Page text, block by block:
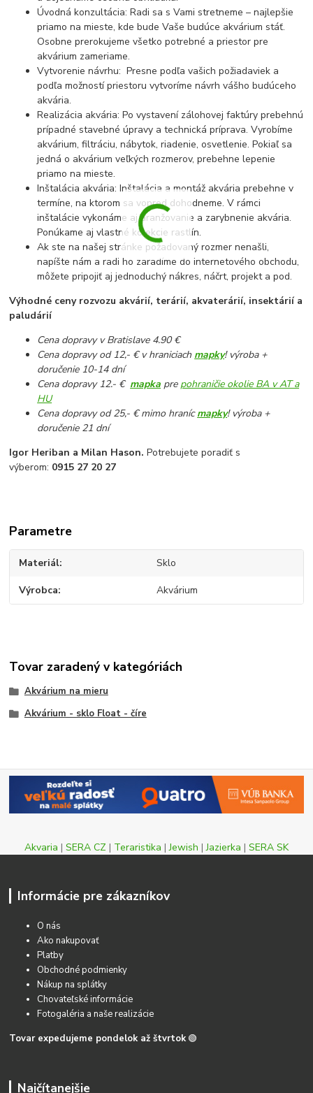
Úvodná konzultácia: Radi sa s Vami stretneme – najlepšie
priamo na mieste, kde bude Vaše budúce akvárium stáť.
Osobne prerokujeme všetko potrebné a priestor pre
akvárium zameriame.
Vytvorenie návrhu: Presne podľa vašich požiadaviek a
podľa možností priestoru vytvoríme návrh vášho budúceho
akvária.
Realizácia akvária: Po vystavení zálohovej faktúry prebehnú
prípadné stavebné úpravy a technická príprava. Vyrobíme
akvárium, filtráciu, nábytok, riadenie, osvetlenie. Pokiaľ sa
jedná o akvárium veľkých rozmerov, prebehne lepenie
priamo na mieste.
Inštalácia akvária: Inštalácia a montáž akvária prebehne v
termíne, na ktorom sa vopred dohodneme. V rámci
inštalácie vykonáme aj aranžovanie a zarybnenie akvária.
Ponúkame aj vlastné kolekcie rastlín.
Ak ste na našej stránke požadovaný rozmer nenašli,
napíšte nám a radi ho zaradíme do internetového obchodu,
môžete pripojiť aj jednoduchý nákres, náčrt, projekt a pod.
Výhodné ceny rozvozu akvárií, terárií, akvaterárií, insektárií a
paludárií
Cena dopravy v Bratislave 4.90 €
Cena dopravy od 12,- € v hraniciach mapky! výroba +
doručenie 10-14 dní
Cena dopravy 12.- € mapka pre pohraničie okolie BA v AT a
HU
Cena dopravy od 25,- € mimo hranícmapky! výroba +
doručenie 21 dní
Igor Heriban a Milan Hason.Potrebujete poradiť s
výberom: 0915 27 20 27
Parametre
Materiál Sklo
Výrobca Akvárium
Tovar zaradený v kategóriách
Akvárium na mieru
Akvárium - sklo Float - číre
Akvaria | SERA CZ | Teraristika |Jewish |Jazierka | SERA SK
Informácie pre zákazníkov
O nás
Ako nakupovať
Platby
Obchodné podmienky
Nákup na splátky
Chovateľské informácie
Fotogaléria a naše realizácie
Tovar expedujeme pondelok až štvrtok 🟢
Najčítanejšie